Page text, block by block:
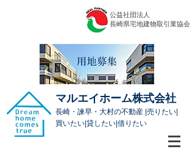
公益社団法人
​長崎県宅地建物取引業協会
マルエイホーム株式会社
長崎・諫早・大村の不動産 |売りたい|
買いたい|貸したい|借りたい